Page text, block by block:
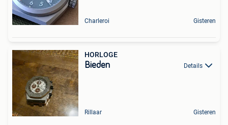
Charleroi Gisteren
HORLOGE
Bieden Details
Rillaar Gisteren